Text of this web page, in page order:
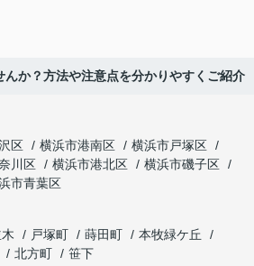
か？方法や注意点を分かりやすくご紹介
区 横浜市港南区
横浜市戸塚区
川区 横浜市港北区
横浜市磯子区
市青葉区
戸塚町 蒔田町
本牧緑ケ丘
北方町
笹下